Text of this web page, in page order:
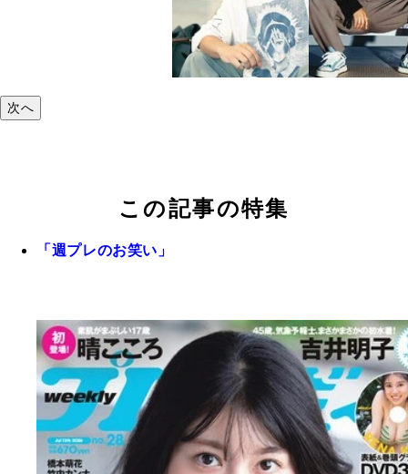
次へ
この記事の特集
「週プレのお笑い」